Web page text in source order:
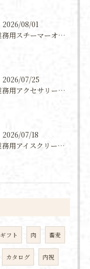
2026/08/01
業務用スチーマーオーブンで調理効率と品質が両立できる導入メリットと活用術
2026/07/25
業務用アクセサリーを新潟県上越市で事業化するための仕入れ先と制作体験ガイド
2026/07/18
業務用アイスクリームフリーザー導入でカフェ・飲食店が利益を生む選び方とコスト戦略
ギフト 肉 蕎麦
カタログ 内祝